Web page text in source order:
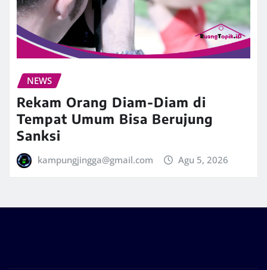
NEWS
Rekam Orang Diam-Diam di
Tempat Umum Bisa Berujung
Sanksi
kampungjingga@gmail.com Agu 5, 2026